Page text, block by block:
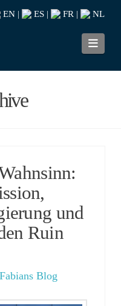
EN ES FR NL
und
Ruin
Fabians Blog